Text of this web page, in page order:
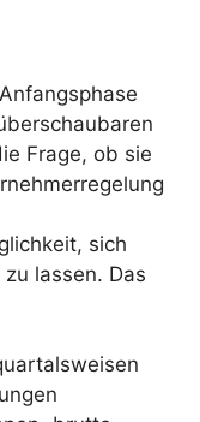
Frage, ob sie
sich
lassen. Das